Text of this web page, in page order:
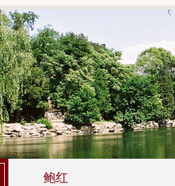
鲍红